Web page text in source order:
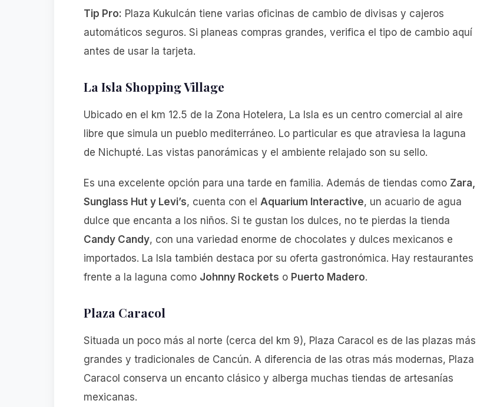
Tip Pro: Plaza Kukulcán tiene varias oficinas de cambio de divisas y cajeros
automáticos seguros. Si planeas compras grandes, verifica el tipo de cambio aquí
antes de usar la tarjeta.
La Isla Shopping Village
Ubicado en el km 12.5 de la Zona Hotelera, La Isla es un centro comercial al aire
libre que simula un pueblo mediterráneo. Lo particular es que atraviesa la laguna
de Nichupté. Las vistas panorámicas y el ambiente relajado son su sello.
Es una excelente opción para una tarde en familia. Además de tiendas como Zara,
Sunglass Hut y Levi’s, cuenta con el Aquarium Interactive, un acuario de agua
dulce que encanta a los niños. Si te gustan los dulces, no te pierdas la tienda
Candy Candy, con una variedad enorme de chocolates y dulces mexicanos e
importados. La Isla también destaca por su oferta gastronómica. Hay restaurantes
frente a la laguna como Johnny Rockets o Puerto Madero.
Plaza Caracol
Situada un poco más al norte (cerca del km 9), Plaza Caracol es de las plazas más
grandes y tradicionales de Cancún. A diferencia de las otras más modernas, Plaza
Caracol conserva un encanto clásico y alberga muchas tiendas de artesanías
mexicanas.